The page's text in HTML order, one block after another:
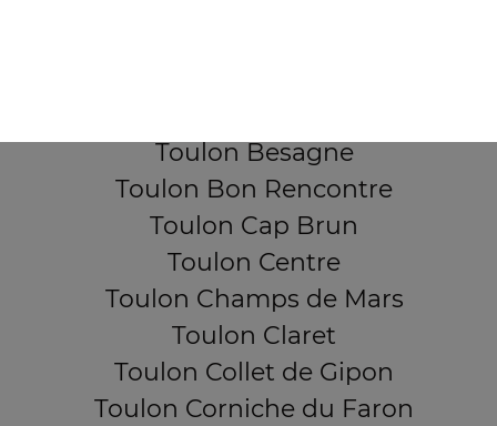
Toulon Besagne
Toulon Bon Rencontre
Toulon Cap Brun
Toulon Centre
Toulon Champs de Mars
Toulon Claret
Toulon Collet de Gipon
Toulon Corniche du Faron